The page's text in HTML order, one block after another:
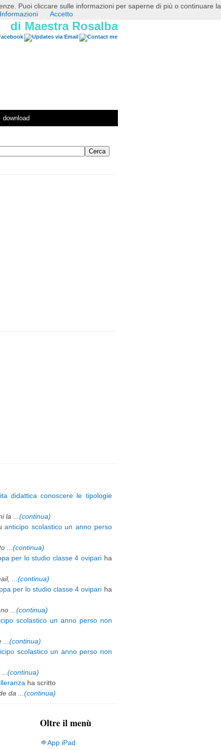
di Maestra Rosalba
download
didattica conoscere le tipologie
la ... (continua)
anticipo scolastico un anno perso
... (continua)
per lo studio classe 4 ovipariha
... (continua)
per lo studio classe 4 ovipari ha
... (continua)
scolastico un anno perso non
(continua)
scolastico un anno perso non
(continua)
ha scritto
da ... (continua)
Oltre il menù
App iPad
Puoi cliccare sulle informazioni per saperne di più o continuare la
Accetto